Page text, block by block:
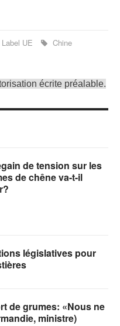
Label UE Chine
écrite préalable.
de tension sur les
de chêne va-t-il
législatives pour
de grumes: «Nous ne
ministre)